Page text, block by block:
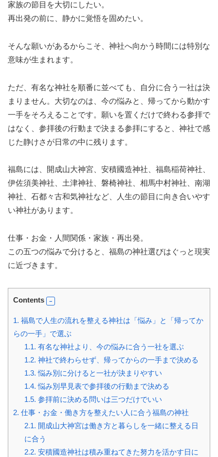
家族の節目を大切にしたい。
再出発の前に、静かに覚悟を固めたい。
そんな願いがあるからこそ、神社へ向かう時間には特別な
意味が生まれます。
ただ、有名な神社を順番に並べても、自分に合う一社は決
まりません。大切なのは、今の悩みと、帰ってから動かす
一手をそろえることです。願いを置くだけで終わる参拝で
はなく、参拝後の行動まで決まる参拝にすると、神社で感
じた静けさが日常の中に残ります。
福島には、開成山大神宮、安積國造神社、福島稲荷神社、
伊佐須美神社、土津神社、磐椅神社、相馬中村神社、南湖
神社、石都々古和気神社など、人生の節目に向き合いやす
い神社があります。
仕事・お金・人間関係・家族・再出発。
この五つの悩みで分けると、福島の神社選びはぐっと現実
に近づきます。
Contents
1. 福島で人生の流れを整える神社は「悩み」と「帰ってか
らの一手」で選ぶ
1.1. 有名な神社より、今の悩みに合う一社を選ぶ
1.2. 神社で終わらせず、帰ってからの一手まで決める
1.3. 悩み別に分けると一社が決まりやすい
1.4. 悩み別早見表で参拝後の行動まで決める
1.5. 参拝前に決める問いは三つだけでいい
2. 仕事・お金・働き方を整えたい人に合う福島の神社
2.1. 開成山大神宮は働き方と暮らしを一緒に整える日
に合う
2.2. 安積國造神社は積み重ねてきた努力を活かす日に